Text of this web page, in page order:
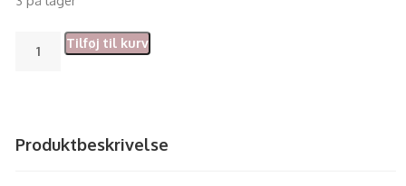
Tilføj til kurv
Produktbeskrivelse